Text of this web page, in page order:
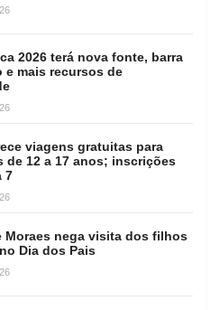
2026 terá nova fonte, barra
e mais recursos de
viagens gratuitas para
de 12 a 17 anos; inscrições
7
Moraes nega visita dos filhos
Dia dos Pais